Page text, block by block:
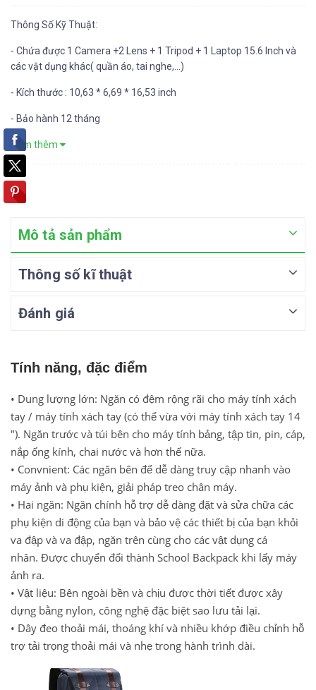
Thông Số Kỹ Thuật:
- Chứa được 1 Camera +2 Lens + 1 Tripod + 1 Laptop 15.6 Inch và
các vật dụng khác( quần áo, tai nghe,...)
- Kích thước : 10,63 * 6,69 * 16,53 inch
- Bảo hành 12 tháng
Xem thêm
Mô tả sản phẩm
Thông số kĩ thuật
Đánh giá
Tính năng, đặc điểm
• Dung lượng lớn: Ngăn có đệm rộng rãi cho máy tính xách
tay / máy tính xách tay (có thể vừa với máy tính xách tay 14
"). Ngăn trước và túi bên cho máy tính bảng, tập tin, pin, cáp,
nắp ống kính, chai nước và hơn thế nữa.
• Convnient: Các ngăn bên để dễ dàng truy cập nhanh vào
máy ảnh và phụ kiện, giải pháp treo chân máy.
• Hai ngăn: Ngăn chính hỗ trợ dễ dàng đặt và sửa chữa các
phụ kiện di động của bạn và bảo vệ các thiết bị của bạn khỏi
va đập và va đập, ngăn trên cùng cho các vật dụng cá
nhân. Được chuyển đổi thành School Backpack khi lấy máy
ảnh ra.
• Vật liệu: Bên ngoài bền và chịu được thời tiết được xây
dựng bằng nylon, công nghệ đặc biệt sao lưu tải lại.
• Dây đeo thoải mái, thoáng khí và nhiều khớp điều chỉnh hỗ
trợ tải trọng thoải mái và nhẹ trong hành trình dài.